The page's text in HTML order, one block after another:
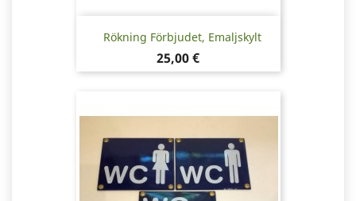
Rökning Förbjudet, Emaljskylt
Pris
25,00 €